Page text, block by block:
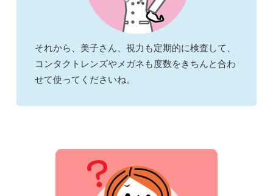
それから、美子さん、視力も定期的に検査して、
コンタクトレンズやメガネも度数をきちんと合わ
せて使ってくださいね。